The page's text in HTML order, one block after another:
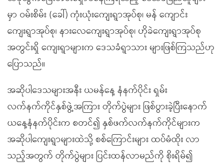
မှာ ဝမ်းစိမ်း (ခေါ်) ကုံးယုံးကျေးရွာအုပ်စု၊ မန် ကျောင်း
ကျေးရွာအုပ်စု၊ နားလေကျေးရွာအုပ်စု၊ ဟိုခဲကျေးရွာအုပ်စု
အတွင်းရှိ ကျေးရွာများက ဒေသခံရွာသား များဖြစ်ကြသည်ဟု
ပြောသည်။
အဆိုပါဒေသများအနီး ယမန်နေ့ နံနက်ပိုင်း ရှမ်း
လက်နက်ကိုင်နှစ်ဖွဲ့အကြား တိုက်ပွဲများ ဖြစ်ပွားခဲ့ပြီးနောက်
ယနေ့နံနက်ပိုင်းက စတင်၍ နှစ်ဖက်လက်နက်ကိုင်များက
အဆိုပါကျေးရွာများထဲသို့ စစ်ကြောင်းများ ထပ်မံထိုး လာ
သည့်အတွက် တိုက်ပွဲများ ပြင်းထန်လာမည်ကို စိုးရိမ်၍